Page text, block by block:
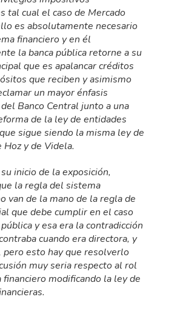
tal cual el caso de Mercado
es absolutamente necesario
financiero y en él
la banca pública retorne a su
que es apalancar créditos
que reciben y asimismo
un mayor énfasis
Banco Central junto a una
de la ley de entidades
sigue siendo la misma ley de
Hoz y de Videla.
inicio de la exposición,
la regla del sistema
van de la mano de la regla de
que debe cumplir en el caso
y esa era la contradicción
cuando era directora, y
pero esto hay que resolverlo
muy seria respecto al rol
modificando la ley de